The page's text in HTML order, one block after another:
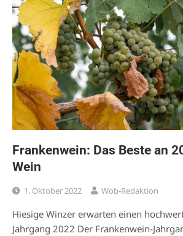
Frankenwein: Das Beste an
Wein
1. Oktober 2022 Wob-Redaktion
Hiesige Winzer erwarten einen
Jahrgang 2022 Der Frankenwein-